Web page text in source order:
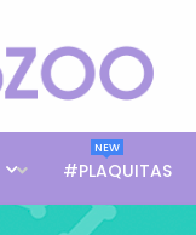
#PLAQUITAS
NEW